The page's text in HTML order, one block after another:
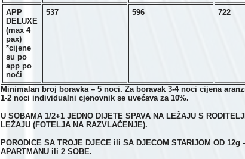
APP
DELUXE
(max 4
pax)
*cijene
su po
app po
noći
537 596 722
Minimalan broj boravka – 5 noci. Za boravak 3-4 noci cijena
1-2 noci individualni cjenovnik se uvećava za 10%.
U SOBAMA 1/2+1 JEDNO DIJETE SPAVA NA LEŽAJU S
LEŽAJU (FOTELJA NA RAZVLAČENJE).
PORODICE SA TROJE DJECE ili SA DJECOM STARIJOM OD 12g
APARTMANU ili 2 SOBE.